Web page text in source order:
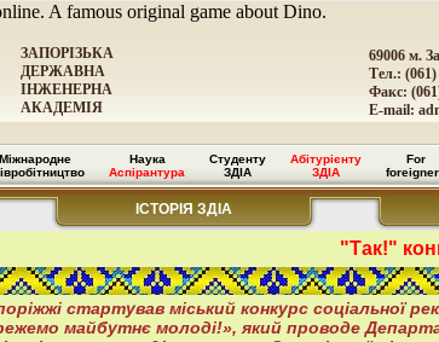
A famous original game about Dino.
ЗАПОРІЗЬКА
ДЕРЖАВНА
ІНЖЕНЕРНА
АКАДЕМІЯ
69006 м.
Тел.: (061)
Факс:
E-mail:
Міжнародне
Наука
Аспірантура
Студенту
ЗДІА
Абітурієнту
ЗДІА
For
ІСТОРІЯ ЗДІА
"Так!"
стартував міський конкурс соціальної
майбутнє молоді!», який проводе